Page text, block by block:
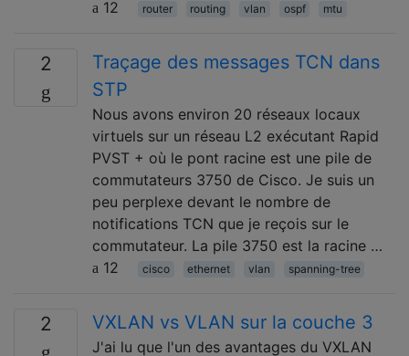
12
router routing vlan ospf mtu
2
Traçage des messages TCN dans
STP
Nous avons environ 20 réseaux locaux
virtuels sur un réseau L2 exécutant Rapid
PVST + où le pont racine est une pile de
commutateurs 3750 de Cisco. Je suis un
peu perplexe devant le nombre de
notifications TCN que je reçois sur le
commutateur. La pile 3750 est la racine …
12
cisco ethernet vlan spanning-tree
2 VXLAN vs VLAN sur la couche 3
J'ai lu que l'un des avantages du VXLAN